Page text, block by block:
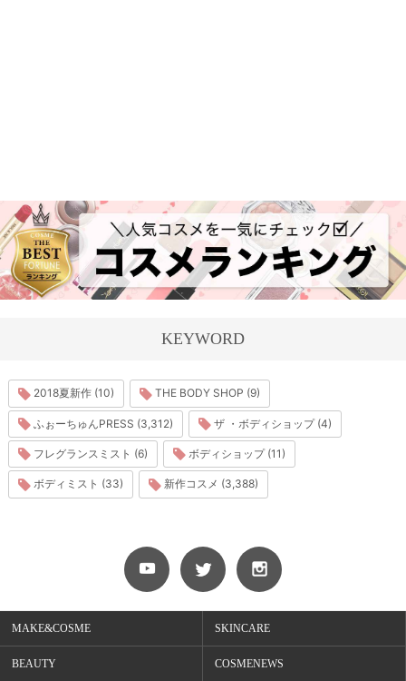
KEYWORD
2018夏新作 (10) THE BODY SHOP (9)
ふぉーちゅんPRESS (3,312) ザ ・ボディショップ (4)
フレグランスミスト (6) ボディショップ (11)
ボディミスト (33) 新作コスメ (3,388)
MAKE&COSME SKINCARE
BEAUTY COSMENEWS